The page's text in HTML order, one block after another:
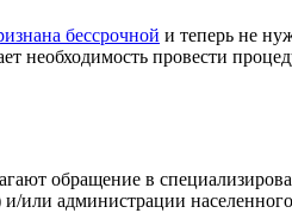
бессрочной и теперь не
необходимость провести
обращение в
или администрации